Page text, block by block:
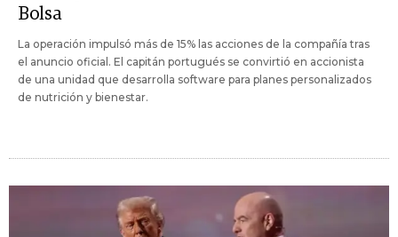
Bolsa
La operación impulsó más de 15% las acciones de la compañía tras
el anuncio oficial. El capitán portugués se convirtió en accionista
de una unidad que desarrolla software para planes personalizados
de nutrición y bienestar.